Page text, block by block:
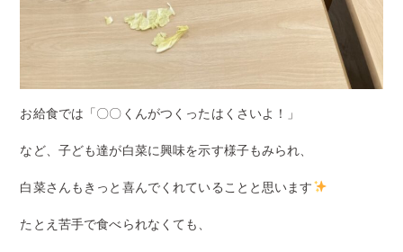
お給食では「〇〇くんがつくったはくさいよ！」
など、子ども達が白菜に興味を示す様子もみられ、
白菜さんもきっと喜んでくれていることと思います
たとえ苦手で食べられなくても、